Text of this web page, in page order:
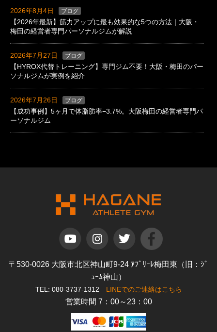
2026年8月4日 ブログ
【2026年最新】筋力アップに最も効果的な5つの方法｜大阪・
梅田の経営者専門パーソナルジムが解説
2026年7月27日 ブログ
【HYROX代替トレーニング】専門ジム不要！大阪・梅田のパー
ソナルジムが実例を紹介
2026年7月26日 ブログ
【成功事例】5ヶ月で体脂肪率−3.7%。大阪梅田の経営者専門パ
ーソナルジム
〒530-0026 大阪市北区神山町9-24 ｱﾌﾟﾘｰﾚ梅田東（旧：ｼﾞ
ｭｰﾑ神山）
TEL: 080-3737-1312 LINEでのご連絡はこちら
営業時間 7：00～23：00